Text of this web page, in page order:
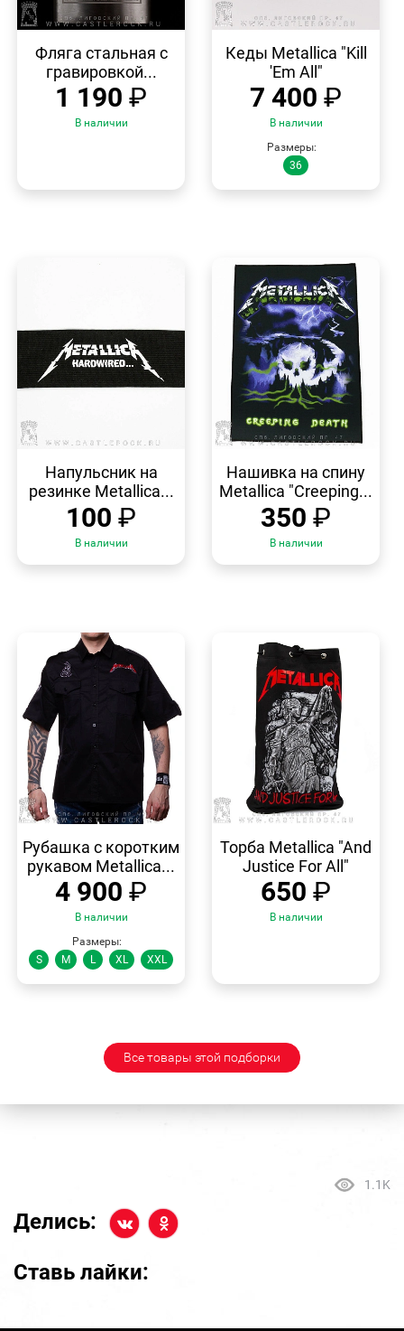
Фляга стальная с
гравировкой...
1 190 ₽
В наличии
ПРОСМОТР
Кеды Metallica "Kill
'Em All"
7 400 ₽
В наличии
Размеры:
36
ПРОСМОТР
Напульсник на
резинке Metallica...
100 ₽
В наличии
ПРОСМОТР
Нашивка на спину
Metallica "Creeping...
350 ₽
В наличии
ПРОСМОТР
Рубашка с коротким
рукавом Metallica...
4 900 ₽
В наличии
Размеры:
S
M L XL XXL
ПРОСМОТР
Торба Metallica "And
Justice For All"
650 ₽
В наличии
Все товары этой подборки
1.1K
Делись:
Ставь лайки: